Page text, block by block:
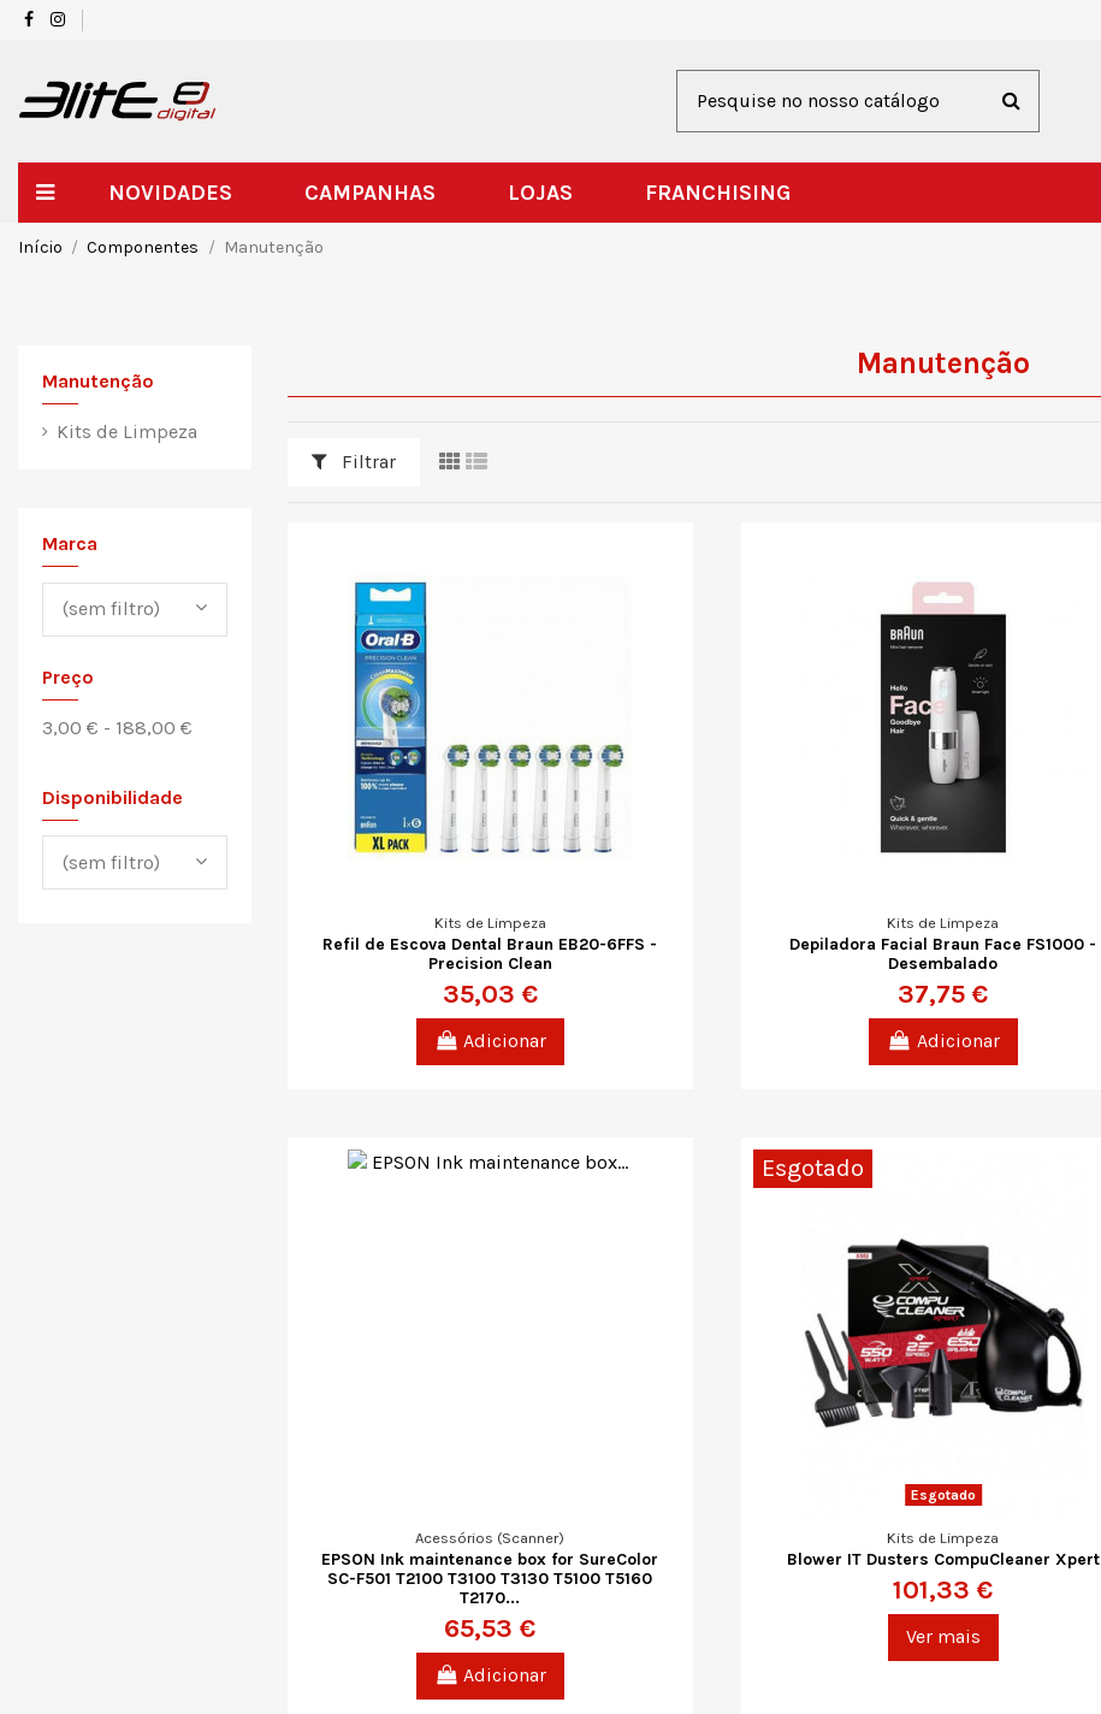
NOVIDADES CAMPANHAS LOJAS FRANCHISING
Início Componentes Manutenção
Manutenção
Filtrar
Kits de Limpeza
Refil de Escova Dental Braun EB20-6FFS -
Precision Clean
35,03 €
Adicionar
Kits de Limpeza
Depiladora Facial Braun Face FS1000 -
Desembalado
37,75 €
Adicionar
Acessórios (Scanner)
EPSON Ink maintenance box for SureColor
SC-F501 T2100 T3100 T3130 T5100 T5160
T2170...
65,53 €
Adicionar
Esgotado
Esgotado
Kits de Limpeza
Blower IT Dusters CompuCleaner Xpert
101,33 €
Ver mais
Manutenção
Kits de Limpeza
Marca
(sem filtro)
Preço
3,00 € - 188,00 €
Disponibilidade
(sem filtro)